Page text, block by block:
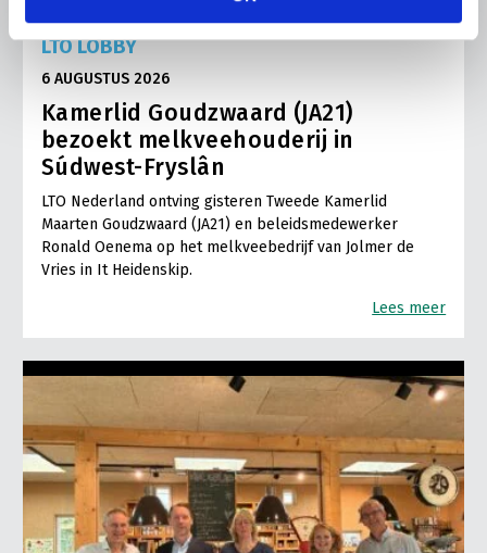
LTO LOBBY
6 AUGUSTUS 2026
Kamerlid Goudzwaard (JA21)
bezoekt melkveehouderij in
Súdwest-Fryslân
LTO Nederland ontving gisteren Tweede Kamerlid
Maarten Goudzwaard (JA21) en beleidsmedewerker
Ronald Oenema op het melkveebedrijf van Jolmer de
Vries in It Heidenskip.
Lees meer